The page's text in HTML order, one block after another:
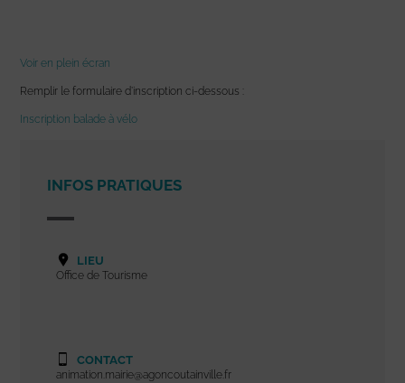
Voir en plein écran
Remplir le formulaire d’inscription ci-dessous :
Inscription balade à vélo
INFOS PRATIQUES
LIEU
Office de Tourisme
CONTACT
animation.mairie@agoncoutainville.fr